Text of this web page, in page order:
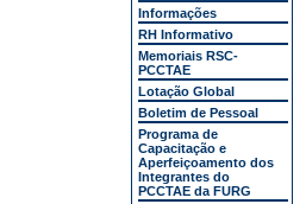
Informações
RH Informativo
Memoriais RSC-
PCCTAE
Lotação Global
Boletim de Pessoal
Programa de
Capacitação e
Aperfeiçoamento dos
Integrantes do
PCCTAE da FURG